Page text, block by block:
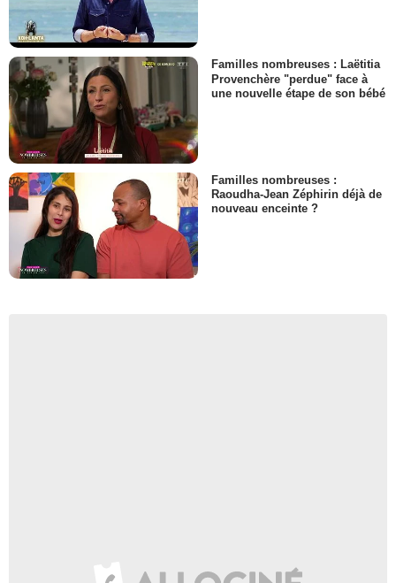
Familles nombreuses : Laëtitia
Provenchère "perdue" face à
une nouvelle étape de son bébé
Familles nombreuses :
Raoudha-Jean Zéphirin déjà de
nouveau enceinte ?